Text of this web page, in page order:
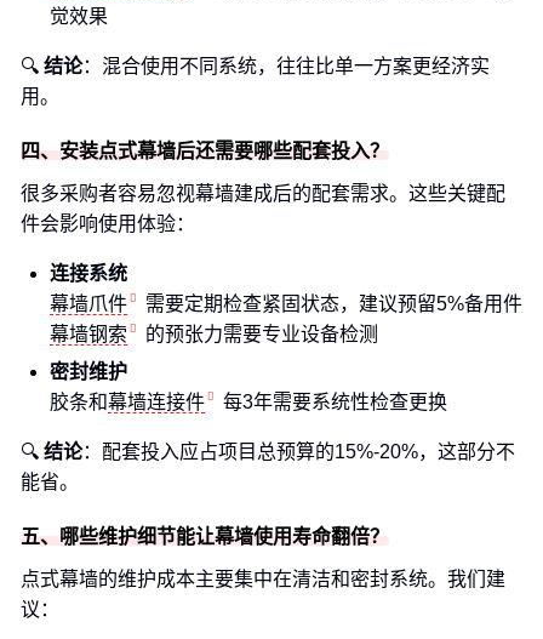
觉效果
🔍 结论：混合使用不同系统，往往比单一方案更经济实
用。
四、安装点式幕墙后还需要哪些配套投入？
很多采购者容易忽视幕墙建成后的配套需求。这些关键配
件会影响使用体验：
连接系统
幕墙爪件
需要定期检查紧固状态，建议预留5%备用件
幕墙钢索
的预张力需要专业设备检测
密封维护
胶条和幕墙连接件 每3年需要系统性检查更换
🔍 结论：配套投入应占项目总预算的15%-20%，这部分不
能省。
五、哪些维护细节能让幕墙使用寿命翻倍？
点式幕墙的维护成本主要集中在清洁和密封系统。我们建
议：